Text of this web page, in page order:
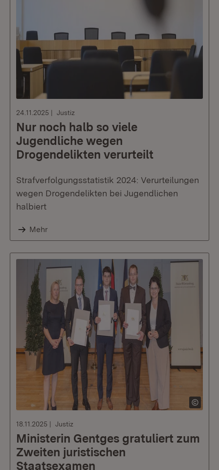
24.11.2025 Justiz
Nur noch halb so viele
Jugendliche wegen
Drogendelikten verurteilt
Strafverfolgungsstatistik 2024: Verurteilungen
wegen Drogendelikten bei Jugendlichen
halbiert
Mehr
18.11.2025 Justiz
Ministerin Gentges gratuliert zum
Zweiten juristischen
Staatsexamen